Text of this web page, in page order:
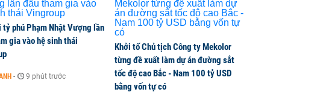
tỷ phú Phạm Nhật Vượng lần
gia vào hệ sinh thái
- 9 phút trước
Khởi tố Chủ tịch Công ty Mekolor
từng đề xuất làm dự án đường sắt
tốc độ cao Bắc - Nam 100 tỷ USD
bằng vốn tự có